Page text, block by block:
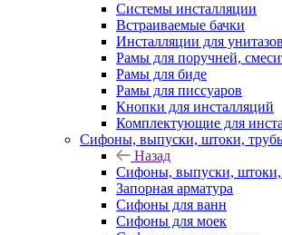
Системы инсталляции
Встраиваемые бачки
Инсталляции для унитазов
Рамы для поручней,
Рамы для биде
Рамы для писсуаров
Кнопки для инсталляций
Комплектующие для
Сифоны, выпуски, штоки,
Назад
Сифоны, выпуски,
Запорная арматура
Сифоны для ванн
Сифоны для моек